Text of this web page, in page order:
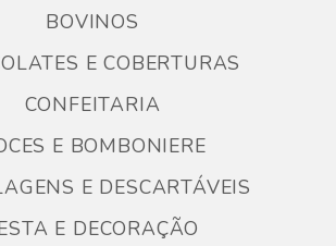
BOVINOS
E COBERTURAS
CONFEITARIA
E BOMBONIERE
E DESCARTÁVEIS
E DECORAÇÃO